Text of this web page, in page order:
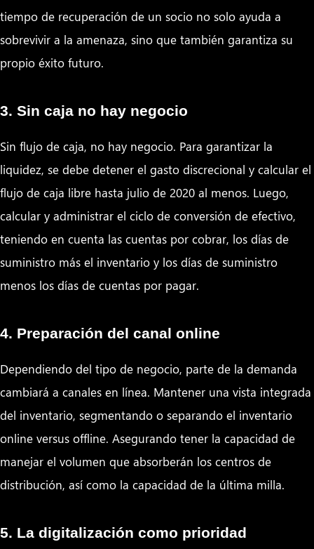
tiempo de recuperación de un socio no solo ayuda a
sobrevivir a la amenaza, sino que también garantiza su
propio éxito futuro.
3. Sin caja no hay negocio
Sin flujo de caja, no hay negocio. Para garantizar la
liquidez, se debe detener el gasto discrecional y calcular el
flujo de caja libre hasta julio de 2020 al menos. Luego,
calcular y administrar el ciclo de conversión de efectivo,
teniendo en cuenta las cuentas por cobrar, los días de
suministro más el inventario y los días de suministro
menos los días de cuentas por pagar.
4. Preparación del canal online
Dependiendo del tipo de negocio, parte de la demanda
cambiará a canales en línea. Mantener una vista integrada
del inventario, segmentando o separando el inventario
online versus offline. Asegurando tener la capacidad de
manejar el volumen que absorberán los centros de
distribución, así como la capacidad de la última milla.
5. La digitalización como prioridad